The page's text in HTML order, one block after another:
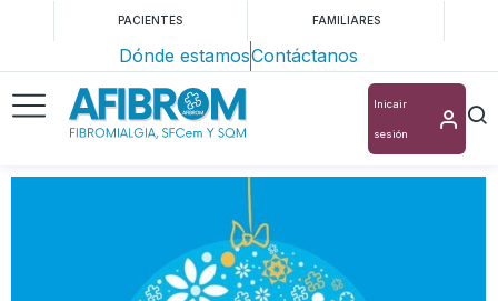
PACIENTES FAMILIARES
Dónde estamosContáctanos
Inicair
sesión